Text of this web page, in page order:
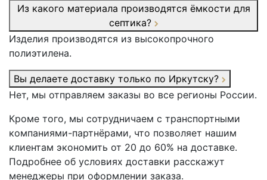
Из какого материала производятся ёмкости для
септика?
Изделия производятся из высокопрочного
полиэтилена.
Вы делаете доставку только по Иркутску?
Нет, мы отправляем заказы во все регионы России.
Кроме того, мы сотрудничаем с транспортными
компаниями-партнёрами, что позволяет нашим
клиентам экономить от 20 до 60% на доставке.
Подробнее об условиях доставки расскажут
менеджеры при оформлении заказа.